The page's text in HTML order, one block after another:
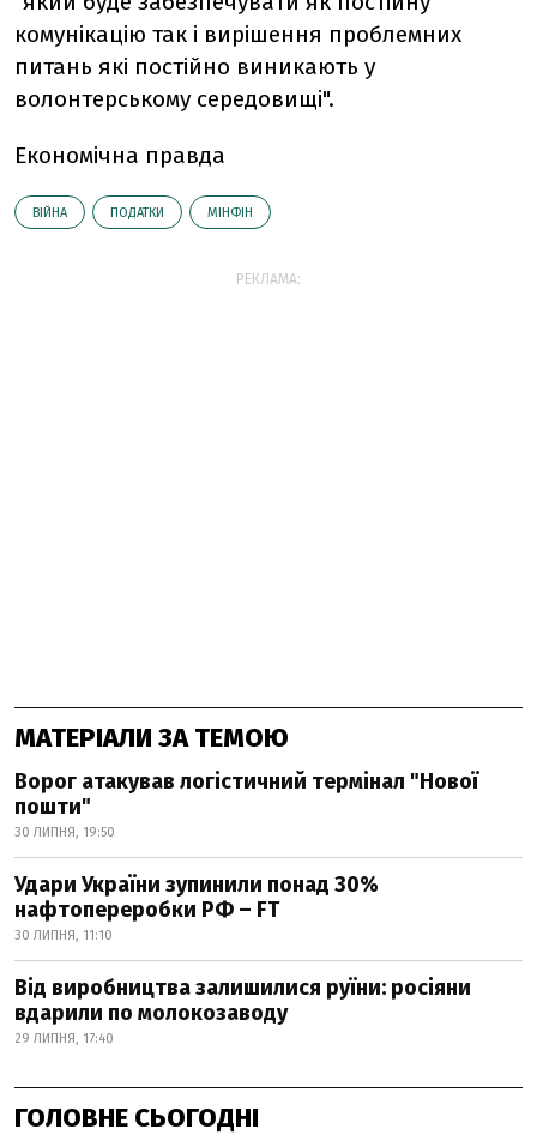
комунікацію так і вирішення проблемних
питань які постійно виникають у
волонтерському середовищі".
Економічна правда
ВІЙНА ПОДАТКИ МІНФІН
РЕКЛАМА:
МАТЕРІАЛИ ЗА ТЕМОЮ
Ворог атакував логістичний термінал "Нової
пошти"
30 ЛИПНЯ, 19:50
Удари України зупинили понад 30%
нафтопереробки РФ – FT
30 ЛИПНЯ, 11:10
Від виробництва залишилися руїни: росіяни
вдарили по молокозаводу
29 ЛИПНЯ, 17:40
ГОЛОВНЕ СЬОГОДНІ